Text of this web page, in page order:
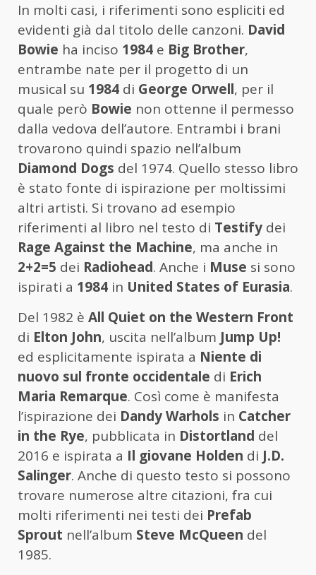
In molti casi, i riferimenti sono espliciti ed
evidenti già dal titolo delle canzoni. David
Bowie ha inciso 1984 e Big Brother,
entrambe nate per il progetto di un
musical su 1984 di George Orwell, per il
quale però Bowie non ottenne il permesso
dalla vedova dell’autore. Entrambi i brani
trovarono quindi spazio nell’album
Diamond Dogs del 1974. Quello stesso libro
è stato fonte di ispirazione per moltissimi
altri artisti. Si trovano ad esempio
riferimenti al libro nel testo di Testify dei
Rage Against the Machine, ma anche in
2+2=5 dei Radiohead. Anche i Muse si sono
ispirati a 1984 in United States of Eurasia.
Del 1982 è All Quiet on the Western Front
di Elton John, uscita nell’album Jump Up!
ed esplicitamente ispirata a Niente di
nuovo sul fronte occidentale di Erich
Maria Remarque. Così come è manifesta
l’ispirazione dei Dandy Warhols in Catcher
in the Rye, pubblicata in Distortland del
2016 e ispirata a Il giovane Holden di J.D.
Salinger. Anche di questo testo si possono
trovare numerose altre citazioni, fra cui
molti riferimenti nei testi dei Prefab
Sprout nell’album Steve McQueen del
1985.